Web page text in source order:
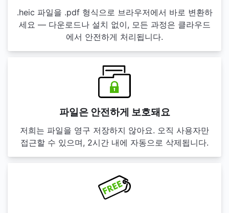
.heic 파일을 .pdf 형식으로 브라우저에서 바로 변환하
세요 — 다운로드나 설치 없이, 모든 과정은 클라우드
에서 안전하게 처리됩니다.
파일은 안전하게 보호돼요
저희는 파일을 영구 저장하지 않아요. 오직 사용자만
접근할 수 있으며, 2시간 내에 자동으로 삭제됩니다.